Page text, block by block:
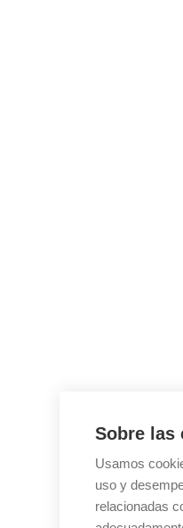
Sobre las
Usamos
uso y
relacionadas